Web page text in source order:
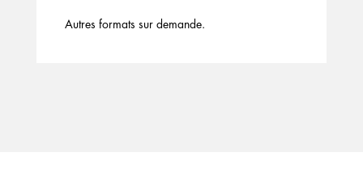
Autres formats sur demande.